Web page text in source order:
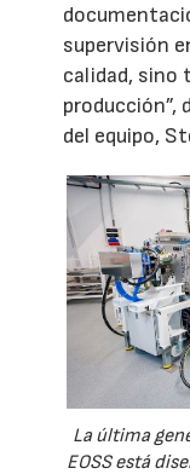
supervisión
calidad, sino
producción”,
del equipo,
La última
EOSS está